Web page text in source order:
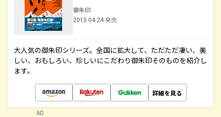
御朱印
2015.04.24 発売
大人気の御朱印シリーズ。全国に拡大して、ただただ凄い、美
しい、おもしろい、珍しいにこだわり御朱印そのものを紹介し
ます。
詳細を見る
AD